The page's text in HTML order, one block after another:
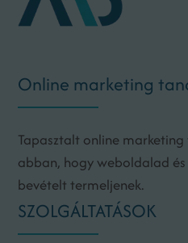
Online marketing
Tapasztalt online
abban, hogy weboldalad
bevételt termeljenek.
SZOLGÁLTATÁSOK